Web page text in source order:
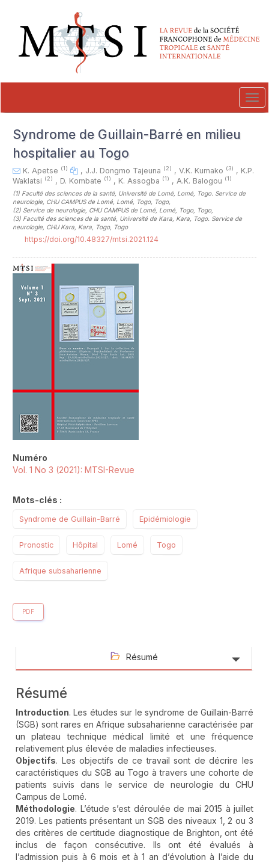
##plugins.themes.novelty.accessible_menu.main_navigation##
##plugins.themes.novelty.accessible_menu.main_content##
##plugins.themes.novelty.accessible_menu.sidebar##
Syndrome de Guillain-Barré en milieu
hospitalier au Togo
K. Apetse (1) , J.J. Dongmo Tajeuna (2) , V.K. Kumako (3) , K.P.
Waklatsi (2) , D. Kombate (1) , K. Assogba (1) , A.K. Balogou (1)
(1) Faculté des sciences de la santé, Université de Lomé, Lomé, Togo. Service de
neurologie, CHU CAMPUS de Lomé, Lomé, Togo, Togo,
(2) Service de neurologie, CHU CAMPUS de Lomé, Lomé, Togo, Togo,
(3) Faculté des sciences de la santé, Université de Kara, Kara, Togo. Service de
neurologie, CHU Kara, Kara, Togo, Togo
https://doi.org/10.48327/mtsi.2021.124
Numéro
Vol. 1 No 3 (2021): MTSI-Revue
Mots-clés :
Syndrome de Guillain-Barré Epidémiologie
Pronostic Hôpital Lomé Togo
Afrique subsaharienne
PDF
Résumé
Résumé
Introduction. Les études sur le syndrome de Guillain-Barré
(SGB) sont rares en Afrique subsaharienne caractérisée par
un plateau technique médical limité et une fréquence
relativement plus élevée de maladies infectieuses.
Objectifs. Les objectifs de ce travail sont de décrire les
caractéristiques du SGB au Togo à travers une cohorte de
patients suivis dans le service de neurologie du CHU
Campus de Lomé.
Méthodologie. L’étude s’est déroulée de mai 2015 à juillet
2019. Les patients présentant un SGB des niveaux 1, 2 ou 3
des critères de certitude diagnostique de Brighton, ont été
inclus de façon consécutive. Ils ont été évalués à
l’admission puis à 6 mois et à 1 an d’évolution à l’aide du